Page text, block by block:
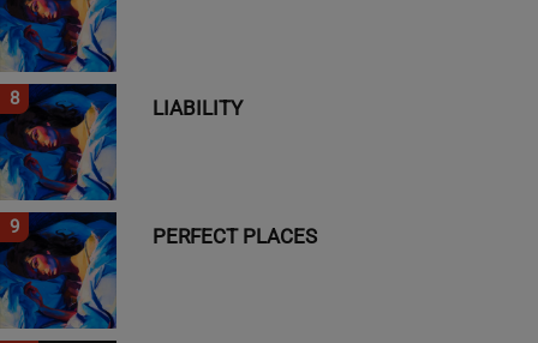
8 LIABILITY
9 PERFECT PLACES